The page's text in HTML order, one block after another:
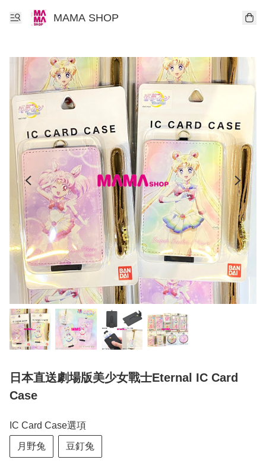
MAMA SHOP
日本直送劇場版美少女戰士Eternal IC Card
Case
IC Card Case選項
月野兔 豆釘兔